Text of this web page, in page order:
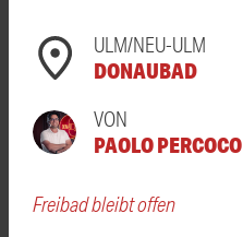
ULM/NEU-ULM
DONAUBAD
VON
PAOLO PERCOCO
Freibad bleibt offen